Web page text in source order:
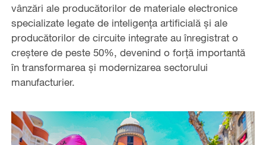
vânzări ale producătorilor de materiale electronice
specializate legate de inteligența artificială și ale
producătorilor de circuite integrate au înregistrat o
creștere de peste 50%, devenind o forță importantă
în transformarea și modernizarea sectorului
manufacturier.